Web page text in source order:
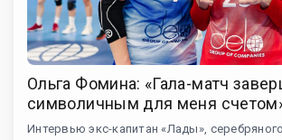
Ольга Фомина: «Гала-матч
символичным для меня
Интервью экс-капитан «Лады»,